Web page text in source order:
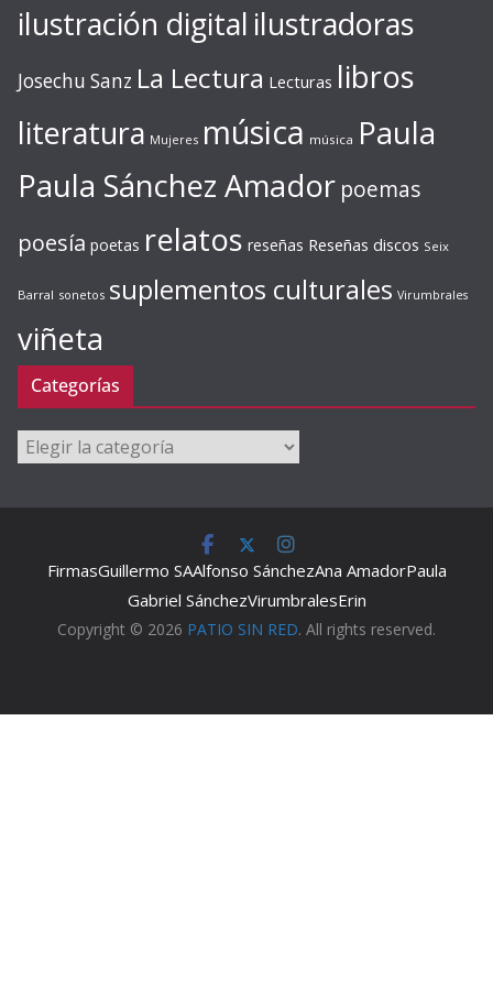
ilustración digital ilustradoras
Josechu Sanz La Lectura Lecturas libros
literatura Mujeres música música Paula
Paula Sánchez Amador poemas
poesía poetas relatos reseñas Reseñas discos Seix
Barral sonetos suplementos culturales Virumbrales
viñeta
Categorías
Categorías
FirmasGuillermo SAAlfonso SánchezAna AmadorPaula
Gabriel SánchezVirumbralesErin
Copyright © 2026 PATIO SIN RED. All rights reserved.